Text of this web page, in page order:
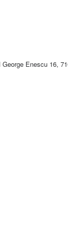
George Enescu 16,